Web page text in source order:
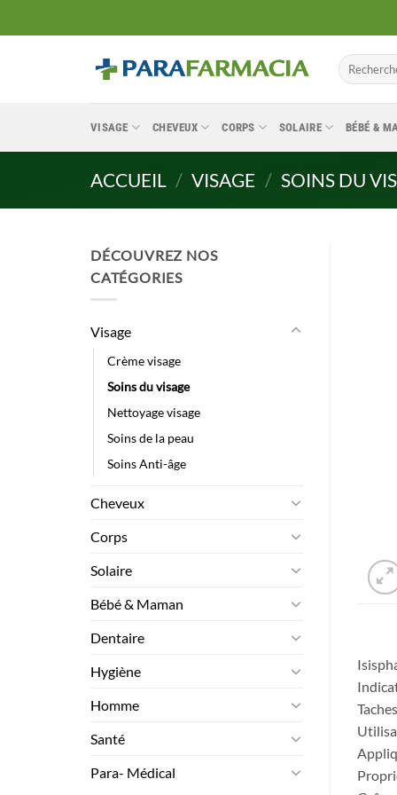
au
Recherche
pour :
VISAGE CHEVEUX CORPS SOLAIRE BÉBÉ &
ACCUEIL / VISAGE / SOINS DU
DÉCOUVREZ NOS
CATÉGORIES
Visage
Crème visage
Soins du visage
Nettoyage visage
Soins de la peau
Soins Anti-âge
Cheveux
Corps
Solaire
Bébé & Maman
Dentaire
Hygiène
Homme
Santé
Para- Médical